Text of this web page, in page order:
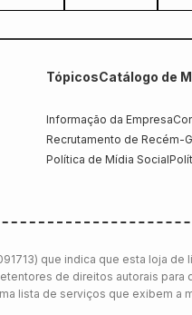
TópicosCatálogo de
Informação da Empresa
Recrutamento de Recém-
Política de Mídia Social
que indica que esta loja de
de direitos autorais para
lista de serviços que exibem a